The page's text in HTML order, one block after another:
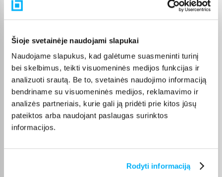
Šioje svetainėje naudojami slapukai
Naudojame slapukus, kad galėtume suasmeninti turinį
bei skelbimus, teikti visuomeninės medijos funkcijas ir
analizuoti srautą. Be to, svetainės naudojimo informaciją
bendriname su visuomeninės medijos, reklamavimo ir
analizės partneriais, kurie gali ją pridėti prie kitos jūsų
pateiktos arba naudojant paslaugas surinktos
informacijos.
Rodyti informaciją
kurjeriu arba atsiėmimą BIGBOX.LT biure Kaune.
Pirkėjų atsiliepimai apie prekes
Sergej L.
Pirkinio esu patenkintas. Kvepalai man patinka. Rekomendočau pirkti.